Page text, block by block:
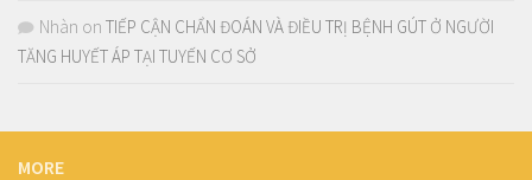
Nhàn on TIẾP CẬN CHẨN ĐOÁN VÀ ĐIỀU TRỊ BỆNH GÚT Ở NGƯỜI
TĂNG HUYẾT ÁP TẠI TUYẾN CƠ SỞ
MORE